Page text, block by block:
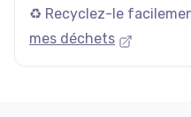
♻️ Recyclez-le
mes déchets